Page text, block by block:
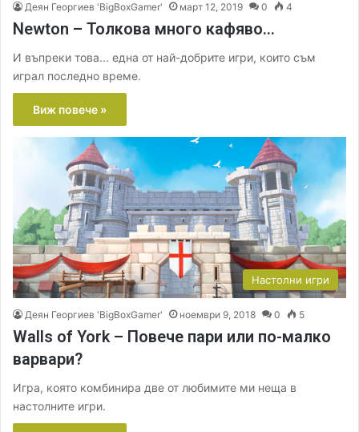
Деян Георгиев 'BigBoxGamer' март 12, 2019 0 4
Newton – Толкова много кафяво…
И въпреки това... една от най-добрите игри, които съм
играл последно време.
Виж повече »
Настолни игри
Деян Георгиев 'BigBoxGamer' ноември 9, 2018 0 5
Walls of York – Повече пари или по-малко
варвари?
Игра, която комбинира две от любимите ми неща в
настолните игри.